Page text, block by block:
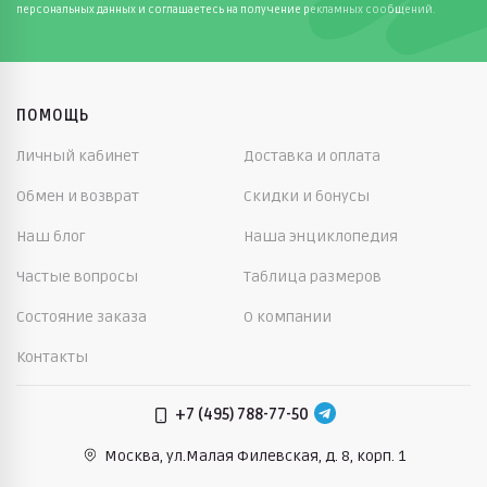
Какая панама лучше для жары?Для жары удобнее
при длительных прогулках.
Кепки Totti бывают универсальными?Да, многие
одежде.
С чем сочетать панаму или кепку?
рубашками, лёгкими куртками, а в прохладный
аксессуарами.
персональных данных и соглашаетесь на получение рекламных сообщений.
ПОМОЩЬ
Личный кабинет Доставка и оплата
Обмен и возврат Скидки и бонусы
Наш блог Наша энциклопедия
Частые вопросы Таблица размеров
Состояние заказа О компании
Контакты
+7 (495) 788-77-50
Москва, ул.Малая Филевская, д. 8, корп. 1